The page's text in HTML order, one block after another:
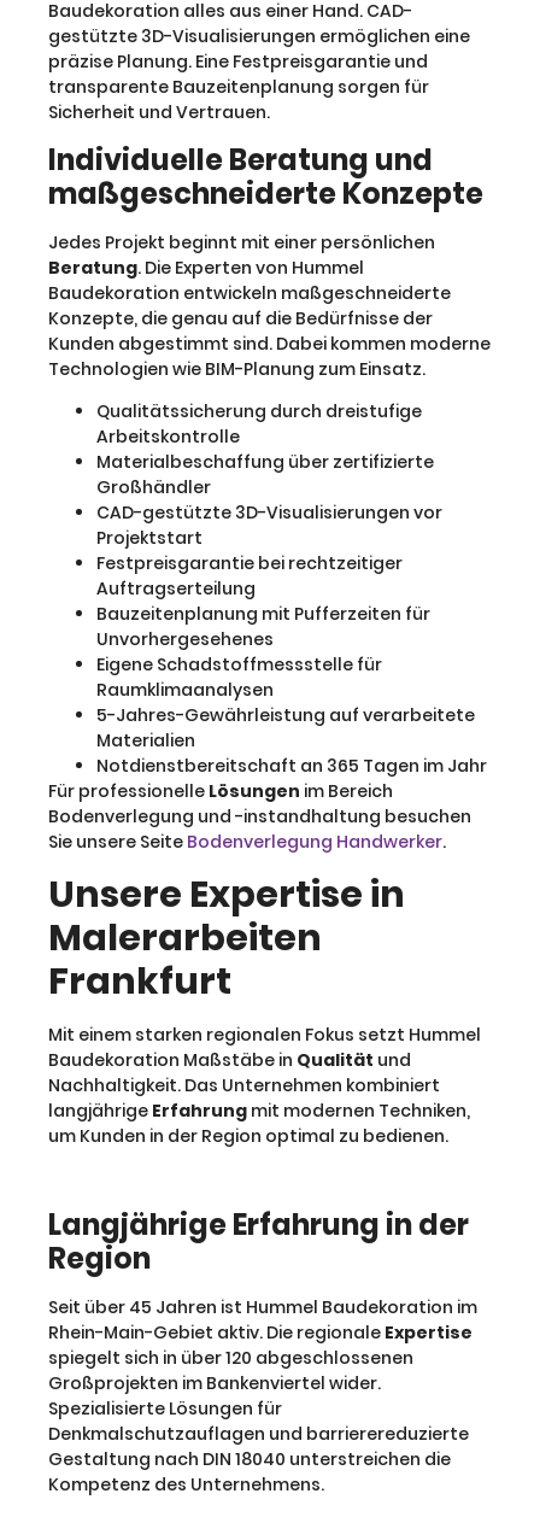
Baudekoration alles aus einer Hand. CAD-
gestützte 3D-Visualisierungen ermöglichen eine
präzise Planung. Eine Festpreisgarantie und
transparente Bauzeitenplanung sorgen für
Sicherheit und Vertrauen.
Individuelle Beratung und
maßgeschneiderte Konzepte
Jedes Projekt beginnt mit einer persönlichen
Beratung. Die Experten von Hummel
Baudekoration entwickeln maßgeschneiderte
Konzepte, die genau auf die Bedürfnisse der
Kunden abgestimmt sind. Dabei kommen moderne
Technologien wie BIM-Planung zum Einsatz.
Qualitätssicherung durch dreistufige
Arbeitskontrolle
Materialbeschaffung über zertifizierte
Großhändler
CAD-gestützte 3D-Visualisierungen vor
Projektstart
Festpreisgarantie bei rechtzeitiger
Auftragserteilung
Bauzeitenplanung mit Pufferzeiten für
Unvorhergesehenes
Eigene Schadstoffmessstelle für
Raumklimaanalysen
5-Jahres-Gewährleistung auf verarbeitete
Materialien
Notdienstbereitschaft an 365 Tagen im Jahr
Für professionelle Lösungen im Bereich
Bodenverlegung und -instandhaltung besuchen
Sie unsere Seite Bodenverlegung Handwerker.
Unsere Expertise in
Malerarbeiten
Frankfurt
Mit einem starken regionalen Fokus setzt Hummel
Baudekoration Maßstäbe in Qualität und
Nachhaltigkeit. Das Unternehmen kombiniert
langjährige Erfahrung mit modernen Techniken,
um Kunden in der Region optimal zu bedienen.
Langjährige Erfahrung in der
Region
Seit über 45 Jahren ist Hummel Baudekoration im
Rhein-Main-Gebiet aktiv. Die regionale Expertise
spiegelt sich in über 120 abgeschlossenen
Großprojekten im Bankenviertel wider.
Spezialisierte Lösungen für
Denkmalschutzauflagen und barrierereduzierte
Gestaltung nach DIN 18040 unterstreichen die
Kompetenz des Unternehmens.